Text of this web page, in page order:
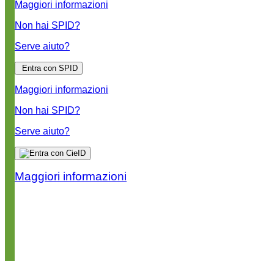
Maggiori informazioni
Non hai SPID?
Serve aiuto?
Entra con SPID
Maggiori informazioni
Non hai SPID?
Serve aiuto?
Maggiori informazioni